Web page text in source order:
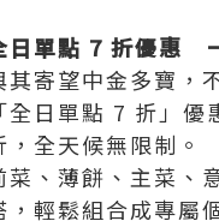
日單點 7 折優惠
其寄望中金多寶，
「全日單點 7 折」
，全天候無限制。
菜、薄餅、主菜、
，輕鬆組合成專屬